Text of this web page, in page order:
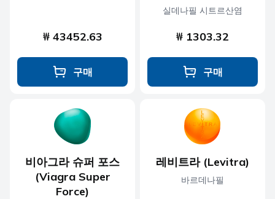
₩ 43452.63
구매
실데나필 시트르산염
₩ 1303.32
구매
비아그라 슈퍼 포스
(Viagra Super
Force)
레비트라 (Levitra)
바르데나필